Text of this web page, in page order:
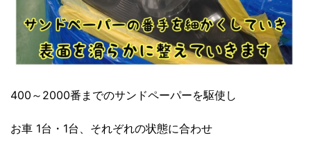
400～2000番までのサンドペーパーを駆使し
お車 1台・1台、それぞれの状態に合わせ